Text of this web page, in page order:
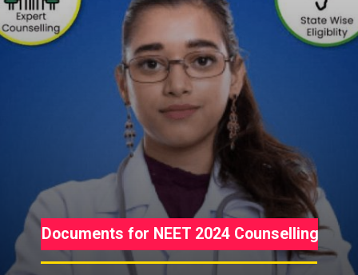
Documents for NEET 2024 Counselling